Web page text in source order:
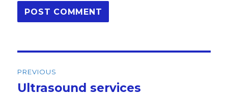
navigation
PREVIOUS
Previous
Ultrasound services